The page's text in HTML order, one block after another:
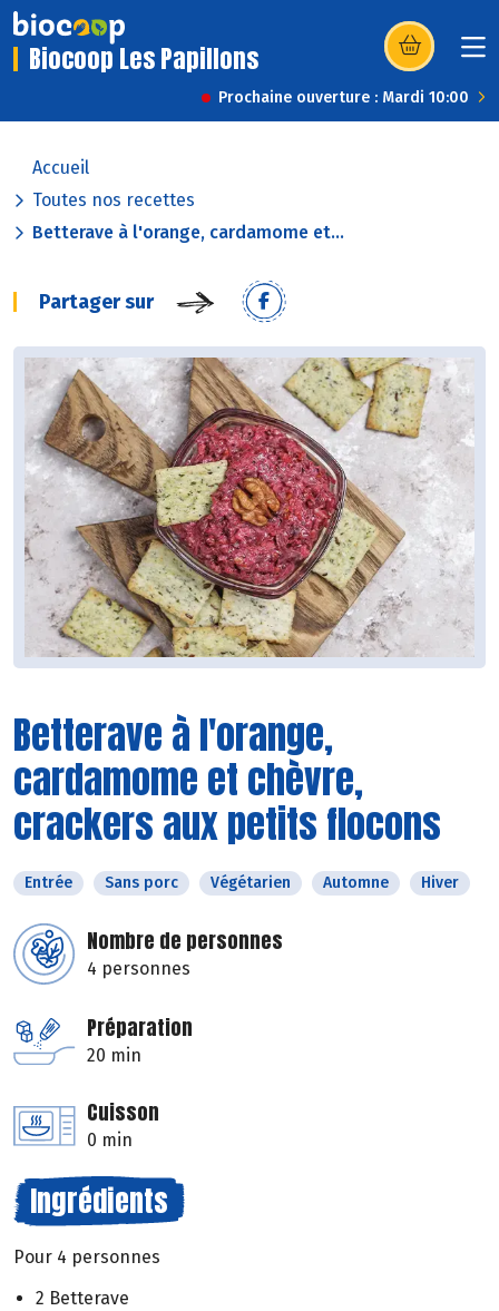
Biocoop Les Papillons (s’ouvre dans
Prochaine ouverture : Mardi 10:00
Accueil
Toutes nos recettes
Betterave à l'orange, cardamome et...
Partager sur
Betterave à l'orange,
cardamome et chèvre,
crackers aux petits flocons
Entrée Sans porc Végétarien Automne Hiver
Nombre de personnes
4 personnes
Préparation
20 min
Cuisson
0 min
Ingrédients
Pour 4 personnes
2 Betterave